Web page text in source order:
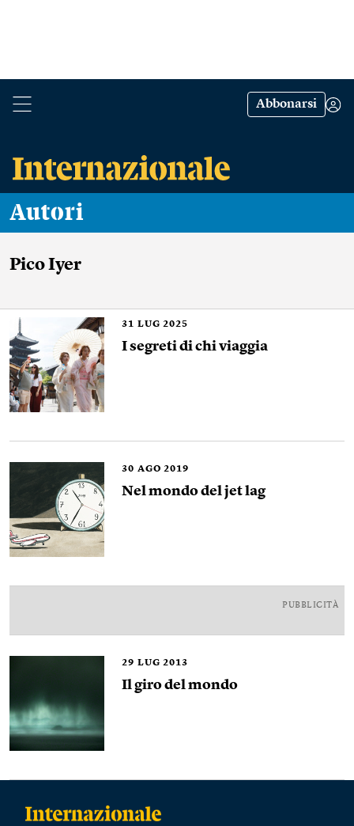
Abbonarsi
Autori
Pico Iyer
31 LUG 2025
I segreti di chi viaggia
30 AGO 2019
Nel mondo del jet lag
PUBBLICITÀ
29 LUG 2013
Il giro del mondo